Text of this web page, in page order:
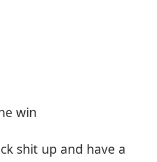
win
shit up and have a